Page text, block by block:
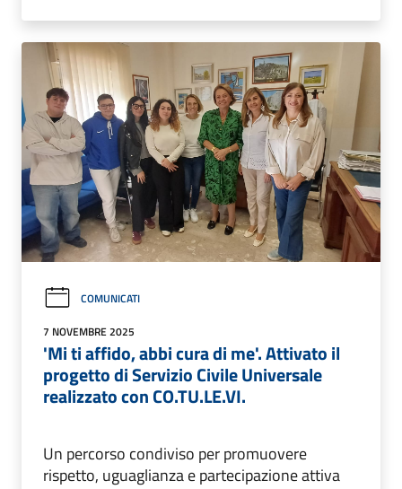
COMUNICATI
7 NOVEMBRE 2025
'Mi ti affido, abbi cura di me'. Attivato il
progetto di Servizio Civile Universale
realizzato con CO.TU.LE.VI.
Un percorso condiviso per promuovere
rispetto, uguaglianza e partecipazione attiva